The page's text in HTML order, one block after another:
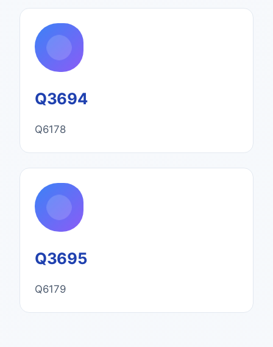
Q3694
Q6178
Q3695
Q6179